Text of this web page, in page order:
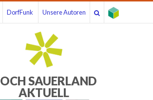
DorfFunk Unsere Autoren
SAUERLAND
AKTUELL